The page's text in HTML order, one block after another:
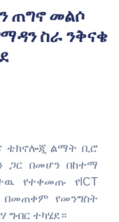
ጠግኖ መልሶ
ስራ ንቅናቄ
ቴክኖሎጂ ልማት ቢሮ
ጋር በመሆን በከተማ
የተቀመጡ የICT
የመንግስት
ግብር ተካሄደ።